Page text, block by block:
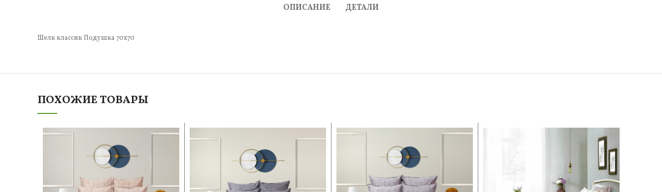
ОПИСАНИЕ ДЕТАЛИ
Шелк классик Подушка 70х70
ПОХОЖИЕ ТОВАРЫ